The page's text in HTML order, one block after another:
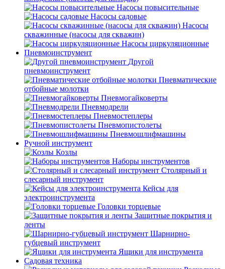
Насосы повысительные
Насосы садовые
Насосы
скважинные (насосы для скважин)
Насосы циркуляционные
Пневмоинструмент
Другой
пневмоинструмент
Пневматические
отбойные молотки
Пневмогайковерты
Пневмодрели
Пневмостеплеры
Пневмопистолеты
Пневмошлифмашины
Ручной инструмент
Козлы
Наборы инструментов
Столярный и
слесарный инструмент
Кейсы для
электроинструмента
Головки торцевые
Защитные покрытия и
ленты
Шарнирно-
губцевый инструмент
Ящики для инструмента
Садовая техника